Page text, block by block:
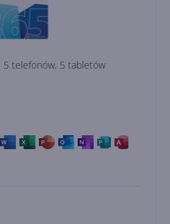
5 telefonów, 5 tabletów